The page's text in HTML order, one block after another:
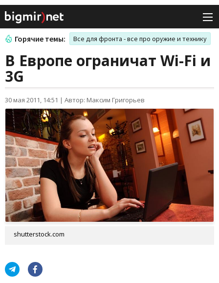
Горячие темы: Все для фронта - все про оружие и технику
В Европе ограничат Wi-Fi и
3G
30 мая 2011, 14:51 | Автор: Максим Григорьев
shutterstock.com